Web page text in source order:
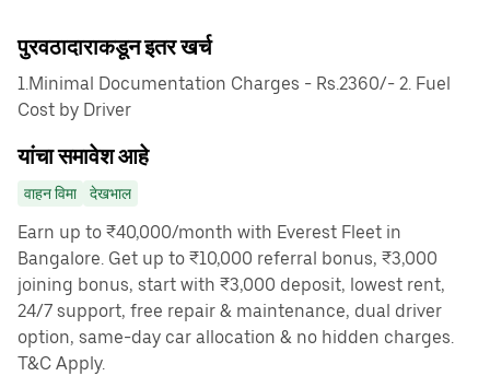
पुरवठादाराकडून इतर खर्च
1.Minimal Documentation Charges - Rs.2360/- 2. Fuel
Cost by Driver
यांचा समावेश आहे
वाहन विमा देखभाल
Earn up to ₹40,000/month with Everest Fleet in
Bangalore. Get up to ₹10,000 referral bonus, ₹3,000
joining bonus, start with ₹3,000 deposit, lowest rent,
24/7 support, free repair & maintenance, dual driver
option, same-day car allocation & no hidden charges.
T&C Apply.